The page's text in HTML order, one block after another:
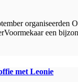
organiseerden
een
met Leonie